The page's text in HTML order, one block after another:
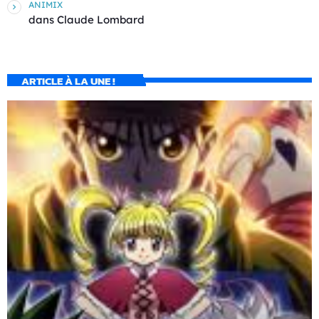
ANIMIX
dans Claude Lombard
ARTICLE À LA UNE !